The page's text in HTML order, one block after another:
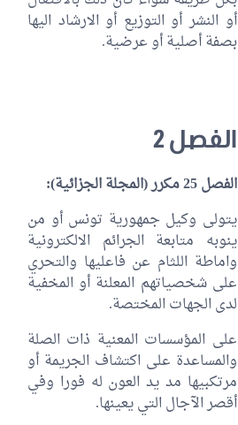
أو النشر أو التوزيع أو الارشاد اليها
بصفة أصلية أو عرضية.
الفصل 2
الفصل 25 مكرر (المجلة الجزائية):
يتولى وكيل جمهورية تونس أو من
ينوبه متابعة الجرائم الالكترونية
واماطة اللثام عن فاعليها والتحري
على شخصياتهم المعلنة أو المخفية
لدى الجهات المختصة.
على المؤسسات المعنية ذات الصلة
والمساعدة على اكتشاف الجريمة أو
مرتكبيها مد يد العون له فورا وفي
أقصر الآجال التي يعينها.